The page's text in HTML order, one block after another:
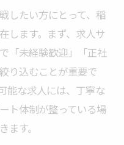
したい方にとって、稲
します。まず、求人サ
「未経験歓迎」「正社
り込むことが重要で
能な求人には、丁寧な
ト体制が整っている場
ます。